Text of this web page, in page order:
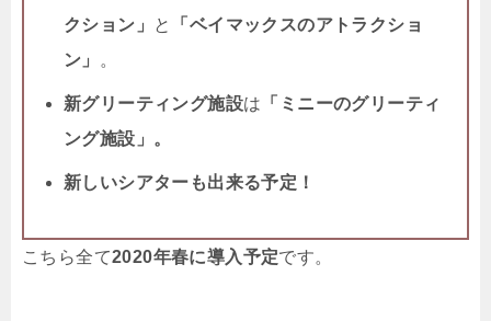
クション」
と
「ベイマックスのアトラクショ
ン」
。
新グリーティング施設は 「ミニーのグリーティ
ング施設」。
新しいシアターも出来る予定！
こちら全て2020年春に導入予定です。